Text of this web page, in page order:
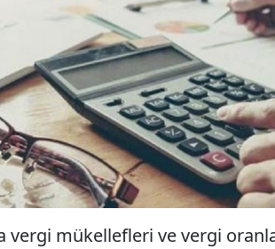
vergi mükellefleri ve vergi